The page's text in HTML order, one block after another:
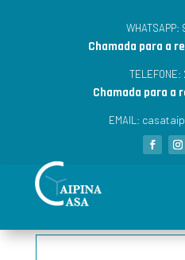
WHATSAPP:
Chamada para a
TELEFONE:
Chamada para a
EMAIL: